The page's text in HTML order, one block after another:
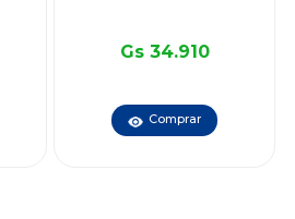
Gs 34.910
Comprar